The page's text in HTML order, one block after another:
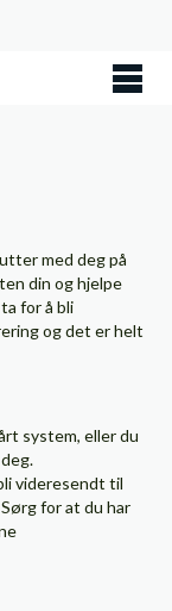
med deg på
din og hjelpe
for å bli
og det er helt
system, eller du
videresendt til
for at du har